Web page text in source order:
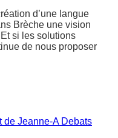
d’une langue
Brèche une vision
si les solutions
de nous proposer